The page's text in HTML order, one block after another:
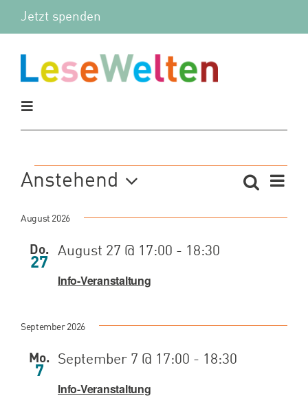
Zum
Jetzt spenden
Toggle
Vor Ort
Wir
Spenden
Projekte
Veranstaltungen
Suche
Suche
Liste
Anstehend
wählen.
August 2026
Do.
27
Info-Veranstaltung
August 27 @ 17:00 - 18:30
September 2026
Mo.
7
Info-Veranstaltung
September 7 @ 17:00 - 18:30